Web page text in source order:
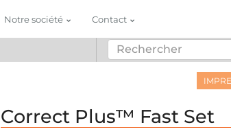
Notre société Contact
Correct Plus™ Fast Set